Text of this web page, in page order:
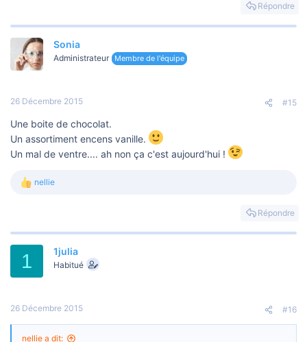
Répondre
Sonia
Administrateur Membre de l'équipe
26 Décembre 2015 #15
Une boite de chocolat.
Un assortiment encens vanille.
Un mal de ventre.... ah non ça c'est aujourd'hui !
L
é
s
nellie
Répondre
1 1julia
Habitué
26 Décembre 2015 #16
nellie a dit: